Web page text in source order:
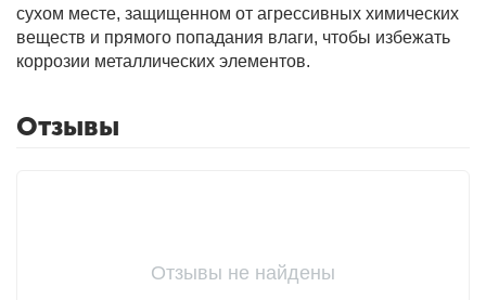
сухом месте, защищенном от агрессивных химических
веществ и прямого попадания влаги, чтобы избежать
коррозии металлических элементов.
Отзывы
Отзывы не найдены